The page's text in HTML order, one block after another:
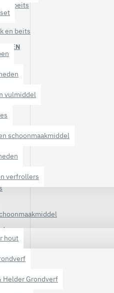
vulmiddel
schoonmaakmiddel
verfrollers
hout
Helder Grondverf
en beits
en beits